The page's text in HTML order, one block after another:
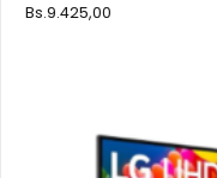
Bs.9.425,00